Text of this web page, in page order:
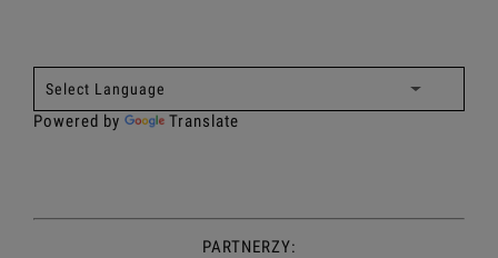
Powered by Translate
PARTNERZY: